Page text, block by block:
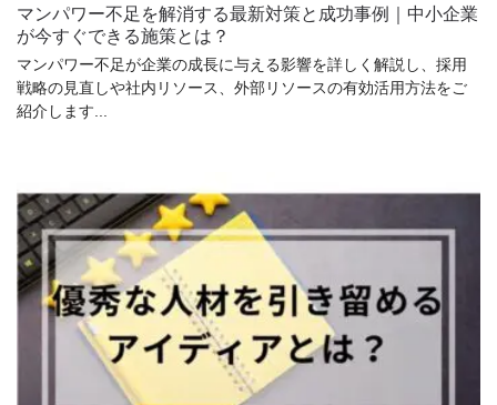
マンパワー不足を解消する最新対策と成功事例｜中小企業
が今すぐできる施策とは？
マンパワー不足が企業の成長に与える影響を詳しく解説し、採用
戦略の見直しや社内リソース、外部リソースの有効活用方法をご
紹介します...